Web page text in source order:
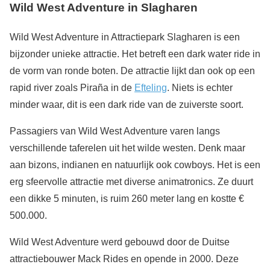
Wild West Adventure in Slagharen
Wild West Adventure in Attractiepark Slagharen is een
bijzonder unieke attractie. Het betreft een dark water ride in
de vorm van ronde boten. De attractie lijkt dan ook op een
rapid river zoals Piraña in de Efteling. Niets is echter
minder waar, dit is een dark ride van de zuiverste soort.
Passagiers van Wild West Adventure varen langs
verschillende taferelen uit het wilde westen. Denk maar
aan bizons, indianen en natuurlijk ook cowboys. Het is een
erg sfeervolle attractie met diverse animatronics. Ze duurt
een dikke 5 minuten, is ruim 260 meter lang en kostte €
500.000.
Wild West Adventure werd gebouwd door de Duitse
attractiebouwer Mack Rides en opende in 2000. Deze